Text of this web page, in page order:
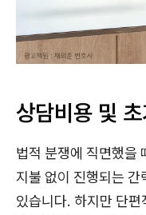
상담비용 및
법적 분쟁에 직면했을
지불 없이 진행되는 간
있습니다. 하지만 단